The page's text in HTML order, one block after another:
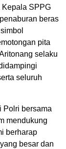
Kepala SPPG
beras
pita
selaku
seluruh
Polri bersama
mendukung
berharap
besar dan